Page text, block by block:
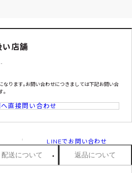
い店舗
ります｡お問い合わせにつきましては下記お問い合
｡
直接問い合わせ
LINEでお問い合わせ
配送について 返品について